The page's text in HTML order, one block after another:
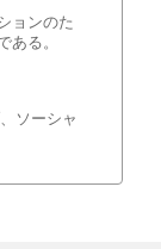
ョンのた
る。
ソーシャ